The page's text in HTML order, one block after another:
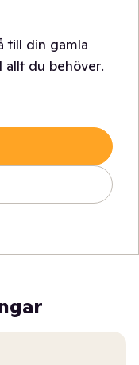
till din gamla
allt du behöver.